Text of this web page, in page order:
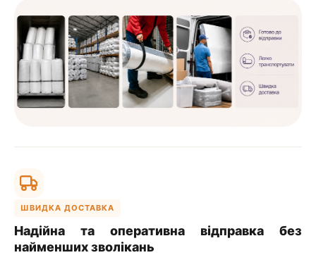
ШВИДКА ДОСТАВКА
Надійна та оперативна відправка без
найменших зволікань